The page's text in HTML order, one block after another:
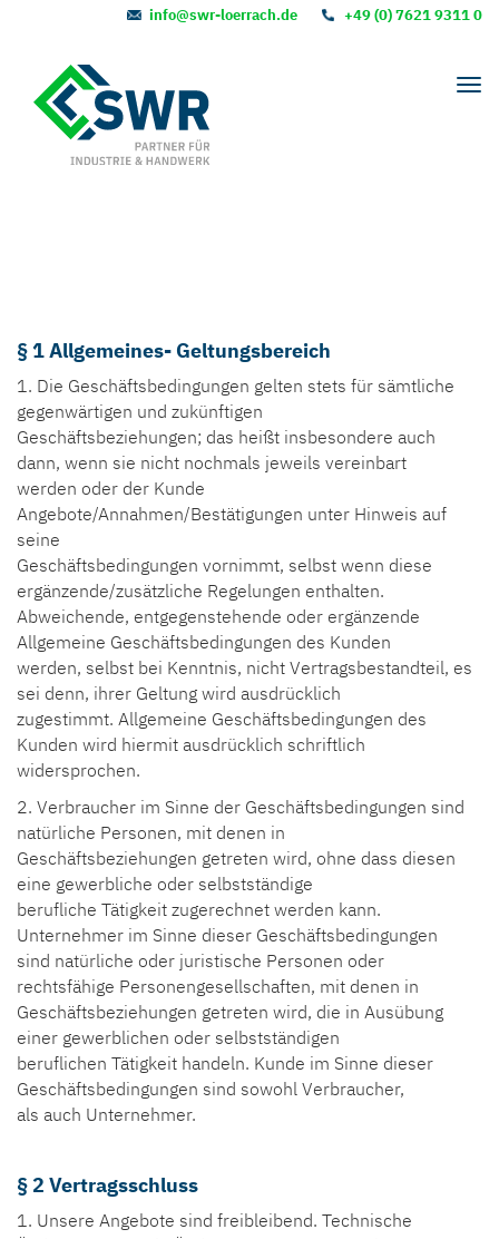
info@swr-loerrach.de +49 (0) 7621 9311 0
§ 1 Allgemeines- Geltungsbereich
1. Die Geschäftsbedingungen gelten stets für sämtliche
gegenwärtigen und zukünftigen
Geschäftsbeziehungen; das heißt insbesondere auch
dann, wenn sie nicht nochmals jeweils vereinbart
werden oder der Kunde
Angebote/Annahmen/Bestätigungen unter Hinweis auf
seine
Geschäftsbedingungen vornimmt, selbst wenn diese
ergänzende/zusätzliche Regelungen enthalten.
Abweichende, entgegenstehende oder ergänzende
Allgemeine Geschäftsbedingungen des Kunden
werden, selbst bei Kenntnis, nicht Vertragsbestandteil, es
sei denn, ihrer Geltung wird ausdrücklich
zugestimmt. Allgemeine Geschäftsbedingungen des
Kunden wird hiermit ausdrücklich schriftlich
widersprochen.
2. Verbraucher im Sinne der Geschäftsbedingungen sind
natürliche Personen, mit denen in
Geschäftsbeziehungen getreten wird, ohne dass diesen
eine gewerbliche oder selbstständige
berufliche Tätigkeit zugerechnet werden kann.
Unternehmer im Sinne dieser Geschäftsbedingungen
sind natürliche oder juristische Personen oder
rechtsfähige Personengesellschaften, mit denen in
Geschäftsbeziehungen getreten wird, die in Ausübung
einer gewerblichen oder selbstständigen
beruflichen Tätigkeit handeln. Kunde im Sinne dieser
Geschäftsbedingungen sind sowohl Verbraucher,
als auch Unternehmer.
§ 2 Vertragsschluss
1. Unsere Angebote sind freibleibend. Technische